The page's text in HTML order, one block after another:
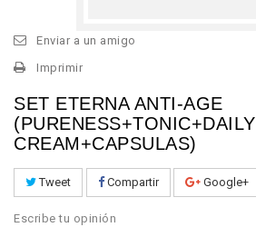
Enviar a un amigo
Imprimir
SET ETERNA ANTI-AGE
(PURENESS+TONIC+DAILY
CREAM+CAPSULAS)
Tweet Compartir Google+
Escribe tu opinión